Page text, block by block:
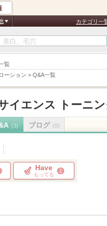
覧
ーション > Q&A一覧
カテゴリ一
イエンス トーニ
(3) ブログ (0)
Have
もってる
1